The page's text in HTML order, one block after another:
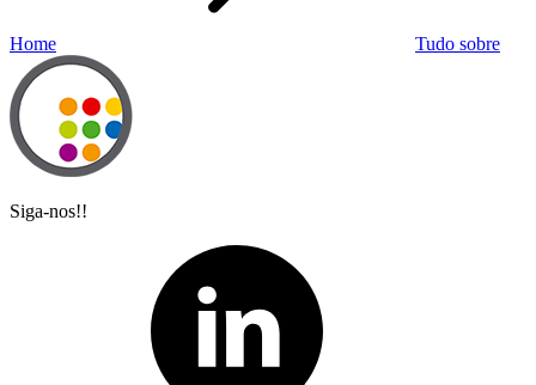
Home Tudo sobre
Siga-nos!!